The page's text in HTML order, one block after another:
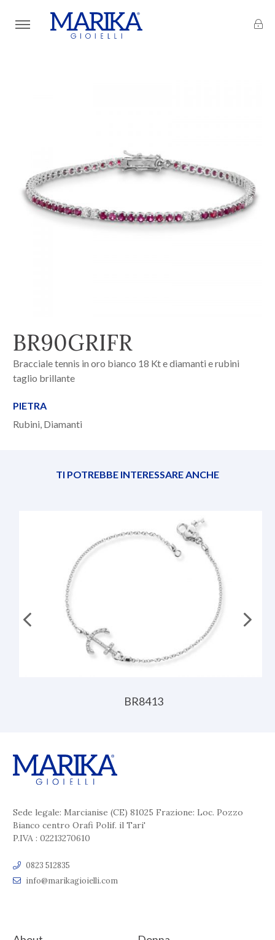
BR90GRIFR
Bracciale tennis in oro bianco 18 Kt e diamanti e rubini
taglio brillante
PIETRA
Rubini, Diamanti
TI POTREBBE INTERESSARE ANCHE
BR8413
Sede legale: Marcianise (CE) 81025 Frazione: Loc. Pozzo
Bianco centro Orafi Polif. il Tari'
P.IVA : 02213270610
0823 512835
info@marikagioielli.com